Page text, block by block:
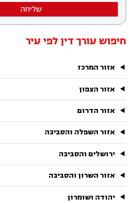
שליחה
חיפוש עורך דין לפי עיר
אזור המרכז
אזור הצפון
אזור הדרום
אזור השפלה והסביבה
ירושלים והסביבה
אזור השרון והסביבה
יהודה ושומרון